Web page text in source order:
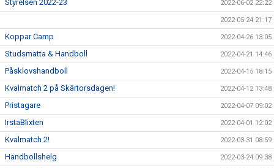
Styrelsen 2022-23 2022-06-02 22:22
2022-05-24 21:17
Koppar Camp 2022-04-26 13:05
Studsmatta & Handboll 2022-04-21 14:46
Påsklovshandboll 2022-04-15 18:15
Kvalmatch 2 på Skärtorsdagen! 2022-04-12 13:48
Pristagare 2022-04-07 09:02
IrstaBlixten 2022-04-01 12:02
Kvalmatch 2! 2022-03-31 08:59
Handbollshelg 2022-03-24 09:38